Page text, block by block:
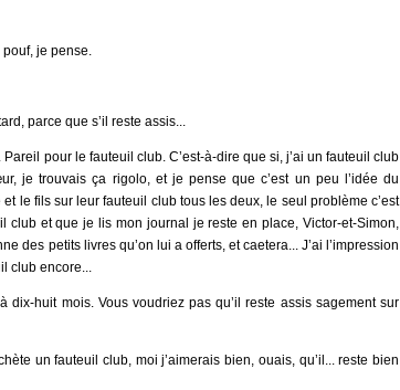
pouf, je pense.
parce que s’il reste assis...
Pareil pour le fauteuil club. C’est-à-dire que si, j’ai un fauteuil club
je trouvais ça rigolo, et je pense que c’est un peu l’idée du
le fils sur leur fauteuil club tous les deux, le seul problème c’est
club et que je lis mon journal je reste en place, Victor-et-Simon,
des petits livres qu’on lui a offerts, et caetera... J’ai l’impression
club encore...
dix-huit mois. Vous voudriez pas qu’il reste assis sagement sur
un fauteuil club, moi j’aimerais bien, ouais, qu’il... reste bien